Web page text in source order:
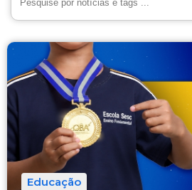
Educação